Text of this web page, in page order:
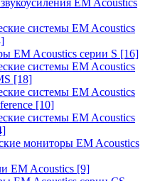
EM Acoustics
системы EM Acoustics
EM Acoustics серии S [16]
системы EM Acoustics
[18]
системы EM Acoustics
[10]
системы EM Acoustics
мониторы EM Acoustics
EM Acoustics [9]